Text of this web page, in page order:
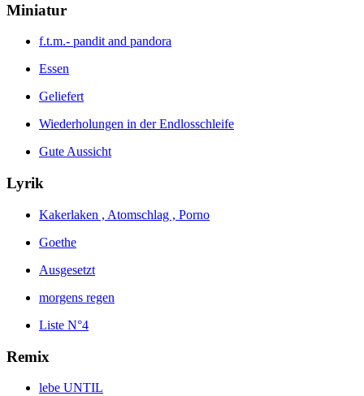
Miniatur
f.t.m.- pandit and pandora
Essen
Geliefert
Wiederholungen in der Endlosschleife
Gute Aussicht
Lyrik
Kakerlaken , Atomschlag , Porno
Goethe
Ausgesetzt
morgens regen
Liste N°4
Remix
lebe UNTIL